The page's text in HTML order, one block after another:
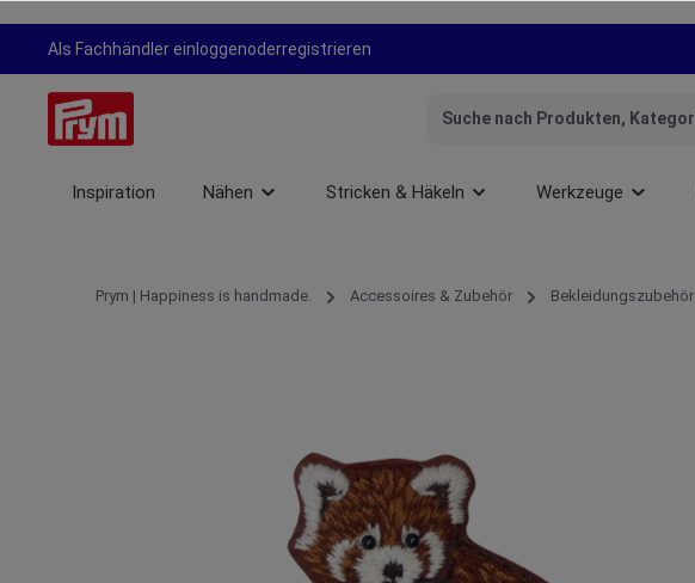
Zur Hauptnavigation springen
Als Fachhändler einloggenoderregistrieren
Inspiration Nähen Stricken & Häkeln Werkzeuge
Prym | Happiness is handmade. Accessoires & Zubehör Bekleidungszubehör